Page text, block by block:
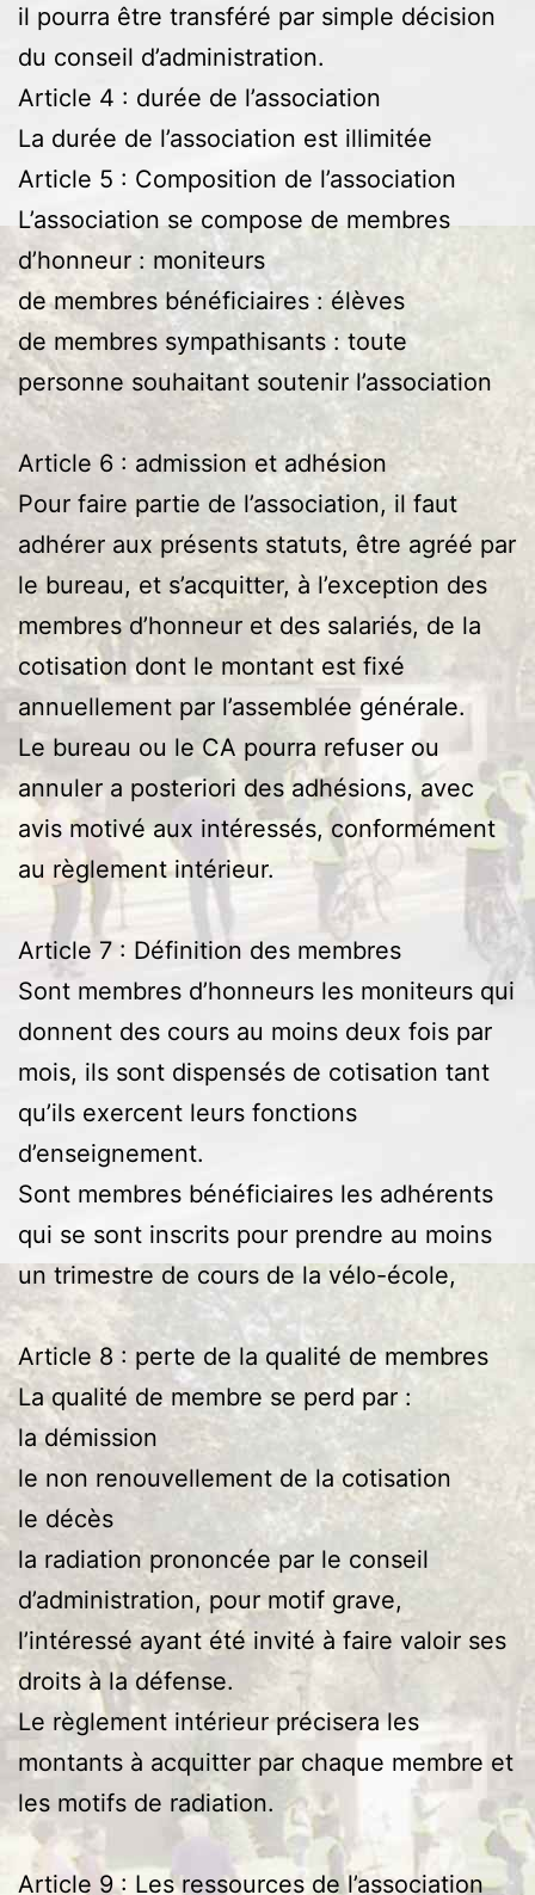
il pourra être transféré par simple décision
du conseil d’administration.
Article 4 : durée de l’association
La durée de l’association est illimitée
Article 5 : Composition de l’association
L’association se compose de membres
d’honneur : moniteurs
de membres bénéficiaires : élèves
de membres sympathisants : toute
personne souhaitant soutenir l’association
Article 6 : admission et adhésion
Pour faire partie de l’association, il faut
adhérer aux présents statuts, être agréé par
le bureau, et s’acquitter, à l’exception des
membres d’honneur et des salariés, de la
cotisation dont le montant est fixé
annuellement par l’assemblée générale.
Le bureau ou le CA pourra refuser ou
annuler a posteriori des adhésions, avec
avis motivé aux intéressés, conformément
au règlement intérieur.
Article 7 : Définition des membres
Sont membres d’honneurs les moniteurs qui
donnent des cours au moins deux fois par
mois, ils sont dispensés de cotisation tant
qu’ils exercent leurs fonctions
d’enseignement.
Sont membres bénéficiaires les adhérents
qui se sont inscrits pour prendre au moins
un trimestre de cours de la vélo-école,
Article 8 : perte de la qualité de membres
La qualité de membre se perd par :
la démission
le non renouvellement de la cotisation
le décès
la radiation prononcée par le conseil
d’administration, pour motif grave,
l’intéressé ayant été invité à faire valoir ses
droits à la défense.
Le règlement intérieur précisera les
montants à acquitter par chaque membre et
les motifs de radiation.
Article 9 : Les ressources de l’association